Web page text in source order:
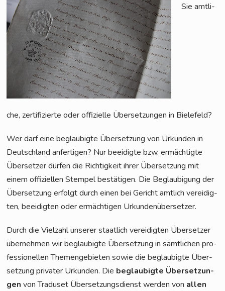
Sie amt­li­
che, zer­ti­fi­zier­te oder offi­zi­el­le Über­set­zun­gen in Bielefeld?
Wer darf eine beglau­big­te Über­set­zung von Urkun­den in
Deutsch­land anfer­ti­gen? Nur beei­dig­te bzw. ermäch­tig­te
Über­set­zer dür­fen die Rich­tig­keit ihrer Über­set­zung mit
einem offi­zi­el­len Stem­pel bestä­ti­gen. Die Beglau­bi­gung der
Über­set­zung erfolgt durch einen bei Gericht amt­lich ver­ei­dig­
ten, beei­dig­ten oder ermäch­ti­gen Urkundenübersetzer.
Durch die Viel­zahl unse­rer staat­lich ver­ei­dig­ten Über­set­zer
über­neh­men wir beglau­big­te Über­set­zung in sämt­li­chen pro­
fes­sio­nel­len The­men­ge­bie­ten sowie die beglau­big­te Über­
set­zung pri­va­ter Urkun­den. Die beglau­big­te Über­set­zun­
gen von Tra­du­set Über­set­zungs­dienst wer­den von allen